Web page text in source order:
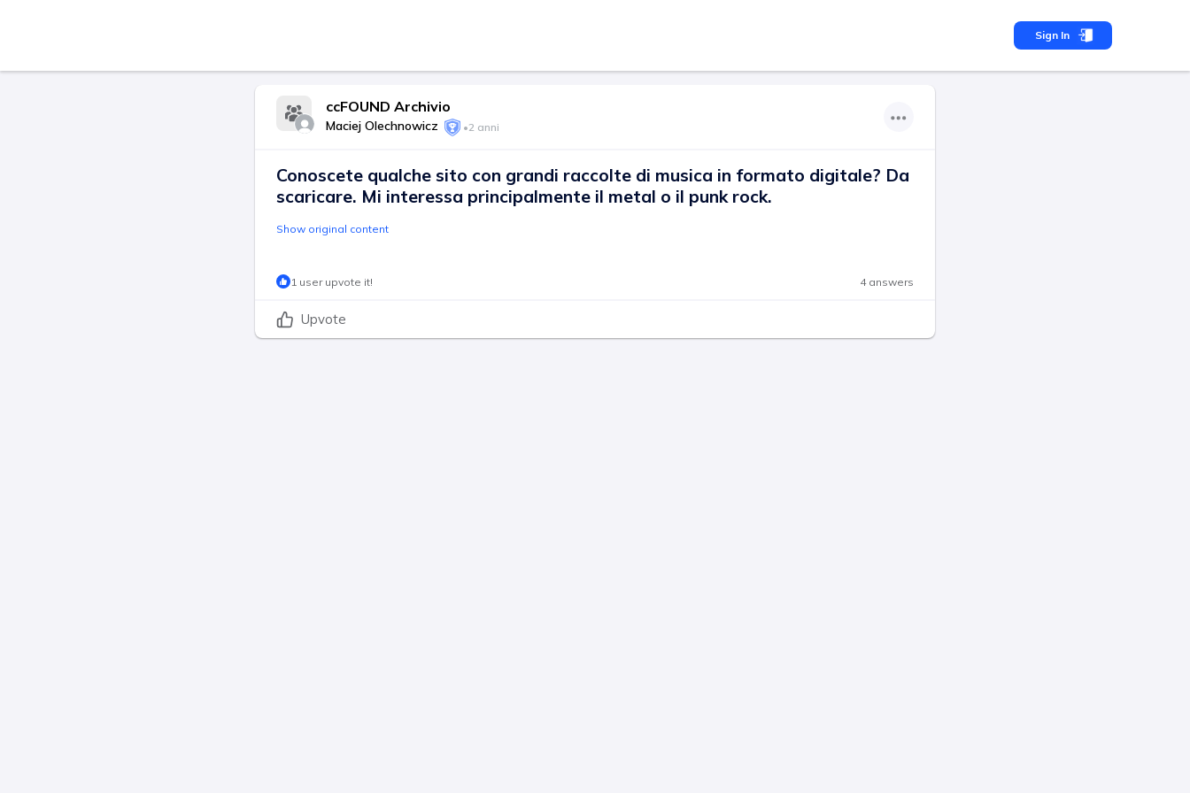
Sign In
ccFOUND Archivio
Maciej Olechnowicz •2 anni
Conoscete qualche sito con grandi raccolte di musica in formato digitale? Da
scaricare. Mi interessa principalmente il metal o il punk rock.
Show original content
1 user upvote it! 4 answers
Upvote